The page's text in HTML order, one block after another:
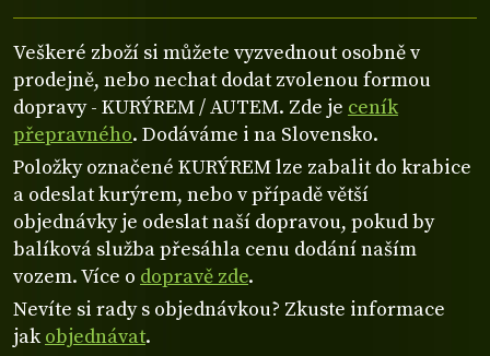
Veškeré zboží si můžete vyzvednout osobně v
prodejně, nebo nechat dodat zvolenou formou
dopravy - KURÝREM / AUTEM. Zde je ceník
přepravného. Dodáváme i na Slovensko.
Položky označené KURÝREM lze zabalit do krabice
a odeslat kurýrem, nebo v případě větší
objednávky je odeslat naší dopravou, pokud by
balíková služba přesáhla cenu dodání naším
vozem. Více o dopravě zde.
Nevíte si rady s objednávkou? Zkuste informace
jakobjednávat.